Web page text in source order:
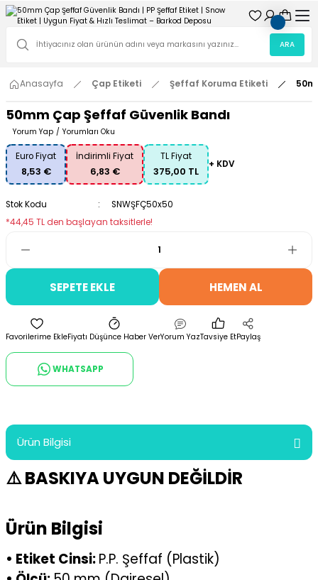
ARA
Anasayfa Çap Etiketi Şeffaf Koruma Etiketi
50mm Çap Şeffaf Güvenlik Bandı
Yorum Yap / Yorumları Oku
Euro Fiyat
8,53 €
İndirimli Fiyat
6,83 €
TL Fiyat
375,00 TL
+ KDV
Stok Kodu
SNWŞFÇ50x50
*44,45 TL den başlayan taksitlerle!
SEPETE EKLE HEMEN AL
Fiyatı Düşünce Haber VerYorum YazTavsiye EtPaylaş
WHATSAPP
Ürün Bilgisi
⚠️ BASKIYA UYGUN DEĞİLDİR
Ürün Bilgisi
• Etiket Cinsi:P.P. Şeffaf (Plastik)